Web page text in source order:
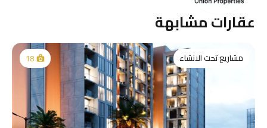
عقارات مشابهة
مشاريع تحت الانشاء 18